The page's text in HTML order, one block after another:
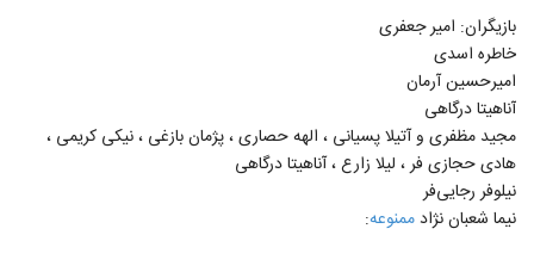
24
25
قسمت (۱۲) دوازدهم سریال ممنوعه (سریال)
بازیگران: امیر جعفری
خاطره اسدی
امیرحسین آرمان
آناهیتا درگاهی
مجید مظفری و آتیلا پسیانی ، الهه حصاری ، پژمان بازغی ، نیکی کریمی ،
هادی حجازی فر ، لیلا زارع ، آناهیتا درگاهی
نیلوفر رجایی‌فر
نیما شعبان نژادممنوعه: